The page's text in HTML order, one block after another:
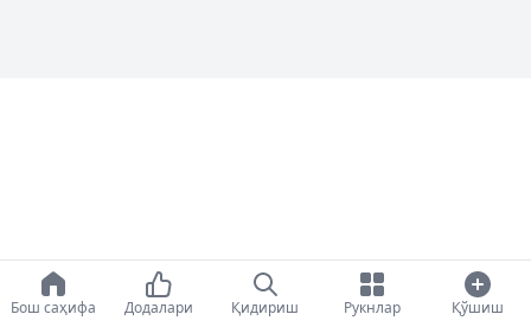
Бош саҳифа Додалари Қидириш Рукнлар Қўшиш